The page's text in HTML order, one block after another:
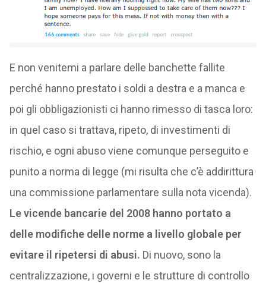
E non venitemi a parlare delle banchette fallite
perché hanno prestato i soldi a destra e a manca e
poi gli obbligazionisti ci hanno rimesso di tasca loro:
in quel caso si trattava, ripeto, di investimenti di
rischio, e ogni abuso viene comunque perseguito e
punito a norma di legge (mi risulta che c’è addirittura
una commissione parlamentare sulla nota vicenda).
Le vicende bancarie del 2008 hanno portato a
delle modifiche delle norme a livello globale per
evitare il ripetersi di abusi. Di nuovo, sono la
centralizzazione, i governi e le strutture di controllo